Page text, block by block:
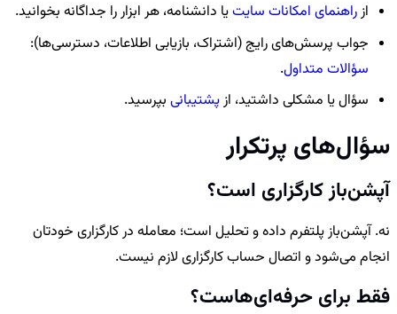
ازراهنمای امکانات سایتیا دانشنامه، هر ابزار را جداگانه بخوانید.
جواب پرسش‌های رایج (اشتراک، بازیابی اطلاعات، دسترسی‌ها):
سؤالات متداول.
سؤال یا مشکلی داشتید، ازپشتیبانی بپرسید.
سؤال‌های پرتکرار
آپشن‌باز کارگزاری است؟
نه. آپشن‌باز پلتفرم داده و تحلیل است؛ معامله در کارگزاری خودتان
انجام می‌شود و اتصال حساب کارگزاری لازم نیست.
فقط برای حرفه‌ای‌هاست؟